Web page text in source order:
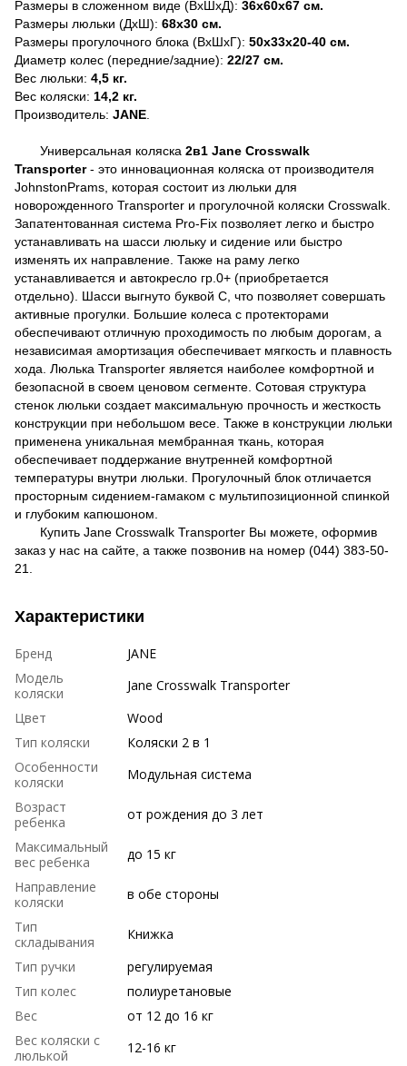
Размеры в сложенном виде (ВхШхД): 36х60х67 см.
Размеры люльки (ДхШ): 68х30 см.
Размеры прогулочного блока (ВхШхГ): 50х33х20-40 см.
Диаметр колес (передние/задние): 22/27 см.
Вес люльки: 4,5 кг.
Вес коляски: 14,2 кг.
Производитель: JANE
Универсальная коляска 2в1 Jane Crosswalk
Transporter- это инновационная коляска от производителя
JohnstonPrams, которая состоит из люльки для
новорожденного Transporter и прогулочной коляски Crosswalk.
Запатентованная система Pro-Fix позволяет легко и быстро
устанавливать на шасси люльку и сидение или быстро
изменять их направление. Также на раму легко
устанавливается и автокресло гр.0+ (приобретается
отдельно). Шасси выгнуто буквой С, что позволяет совершать
активные прогулки. Большие колеса с протекторами
обеспечивают отличную проходимость по любым дорогам, а
независимая амортизация обеспечивает мягкость и плавность
хода. Люлька Transporter является наиболее комфортной и
безопасной в своем ценовом сегменте. Сотовая структура
стенок люльки создает максимальную прочность и жесткость
конструкции при небольшом весе. Также в конструкции люльки
применена уникальная мембранная ткань, которая
обеспечивает поддержание внутренней комфортной
температуры внутри люльки. Прогулочный блок отличается
просторным сидением-гамаком с мультипозиционной спинкой
и глубоким капюшоном.
Купить Jane Crosswalk Transporter Вы можете, оформив
заказ у нас на сайте, а также позвонив на номер (044) 383-50-
21.
Характеристики
Бренд
JANE
Модель
коляски
Jane Crosswalk Transporter
Цвет
Wood
Тип коляски
Коляски 2 в 1
Особенности
коляски
Модульная система
Возраст
ребенка
от рождения до 3 лет
Максимальный
вес ребенка
до 15 кг
Направление
коляски
в обе стороны
Тип
складывания
Книжка
Тип ручки
регулируемая
Тип колес
полиуретановые
Вес
от 12 до 16 кг
Вес коляски с
люлькой
12-16 кг